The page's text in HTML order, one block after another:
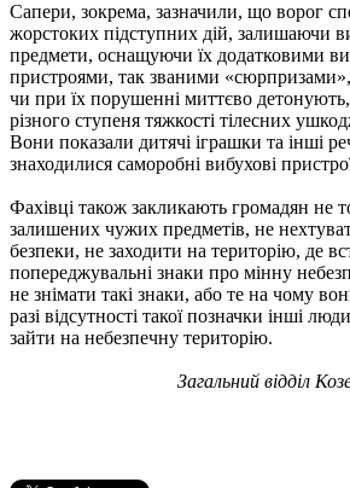
Сапери, зокрема, зазначили, що ворог
жорстоких підступних дій, залишаючи
предмети, оснащуючи їх додатковими
пристроями, так званими
чи при їх порушенні миттєво
різного ступеня тяжкості тілесних
Вони показали дитячі іграшки та інші
знаходилися саморобні вибухові
Фахівці також закликають громадян не
залишених чужих предметів, не
безпеки, не заходити на територію, де
попереджувальні знаки про мінну
не знімати такі знаки, або те на чому
разі відсутності такої позначки інші
зайти на небезпечну територію.
Загальний відділ